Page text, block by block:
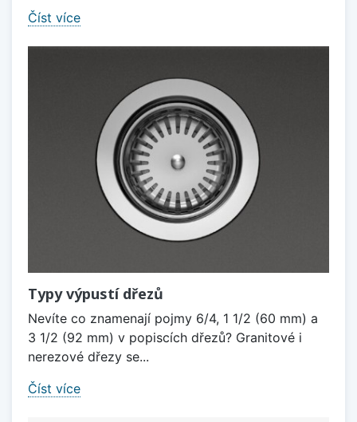
Číst více
Typy výpustí dřezů
Nevíte co znamenají pojmy 6/4, 1 1/2 (60 mm) a
3 1/2 (92 mm) v popiscích dřezů? Granitové i
nerezové dřezy se...
Číst více